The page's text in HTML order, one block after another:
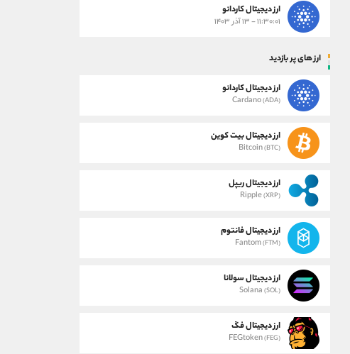
ارز دیجیتال کاردانو
۱۱:۳۰:۰۱ - ۱۳ آذر ۱۴۰۳
ارز های پر بازدید
ارز دیجیتال کاردانو
Cardano(ADA)
ارز دیجیتال بیت کوین
Bitcoin(BTC)
ارز دیجیتال ریپل
Ripple(XRP)
ارز دیجیتال فانتوم
Fantom(FTM)
ارز دیجیتال سولانا
Solana (SOL)
ارز دیجیتال فگ
FEGtoken(FEG)